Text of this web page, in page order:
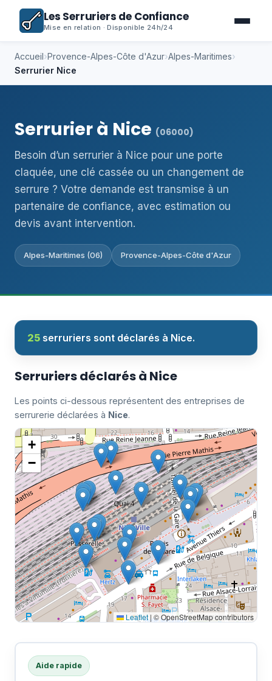
Les Serruriers de Confiance
Mise en relation · Disponible 24h/24
Accueil›Provence-Alpes-Côte d'Azur›Alpes-Maritimes›
Serrurier Nice
Serrurier à Nice (06000)
Besoin d’un serrurier à Nice pour une porte
claquée, une clé cassée ou un changement de
serrure ? Votre demande est transmise à un
partenaire de confiance, avec estimation ou
devis avant intervention.
Alpes-Maritimes (06) Provence-Alpes-Côte d'Azur
25 serruriers sont déclarés à Nice.
Serruriers déclarés à Nice
Les points ci-dessous représentent des entreprises de
serrurerie déclarées à Nice.
+
−
Leaflet |© OpenStreetMap contributors
Aide rapide